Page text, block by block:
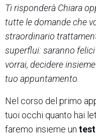
Ti risponderà Chiara
tutte le domande che
straordinario
superflui: saranno
vorrai, decidere
tuo appuntamento.
Nel corso del primo
tuoi occhi quanto hai
faremo insieme un test